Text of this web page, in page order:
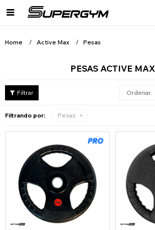

Home Active Max Pesas
PESAS ACTIVE MAX
Filtrando por: Pesas